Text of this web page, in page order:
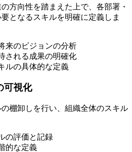
方向性を踏まえた上で、各部署・
となるスキルを明確に定義しま
来のビジョンの分析
される成果の明確化
ルの具体的な定義
可視化
棚卸しを行い、組織全体のスキル
の評価と記録
的な定義